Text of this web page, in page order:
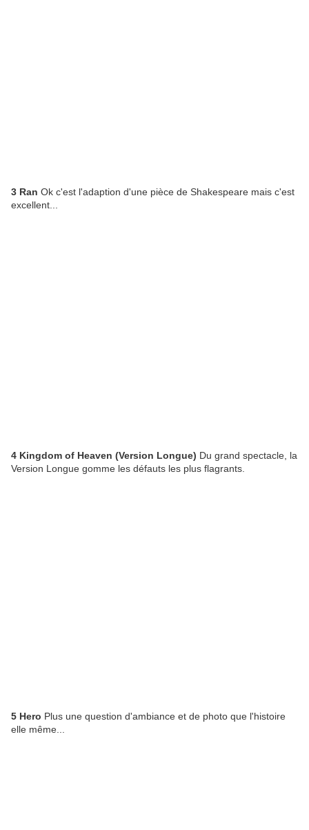
3 Ran Ok c'est l'adaption d'une pièce de Shakespeare mais c'est
excellent...
4 Kingdom of Heaven (Version Longue) Du grand spectacle, la
Version Longue gomme les défauts les plus flagrants.
5 Hero Plus une question d'ambiance et de photo que l'histoire
elle même...